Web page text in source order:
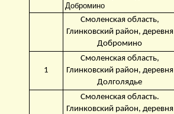
Добромино
Смоленская область,
Глинковский район, деревня
Добромино
1
Смоленская область,
Глинковский район, деревня
Долголядье
Смоленская область.
Глинковский район, деревня